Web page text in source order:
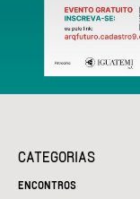
CATEGORIAS
ENCONTROS